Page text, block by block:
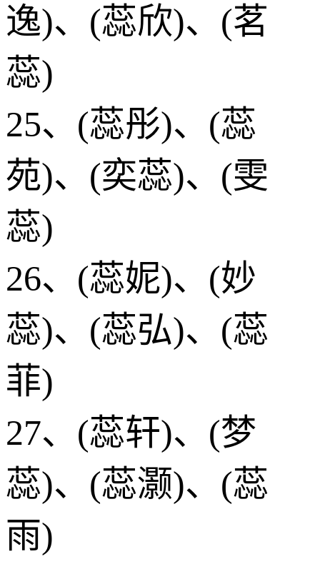
逸)、(蕊欣)、(茗
蕊)
25、(蕊彤)、(蕊
苑)、(奕蕊)、(雯
蕊)
26、(蕊妮)、(妙
蕊)、(蕊弘)、(蕊
菲)
27、(蕊轩)、(梦
蕊)、(蕊灏)、(蕊
雨)